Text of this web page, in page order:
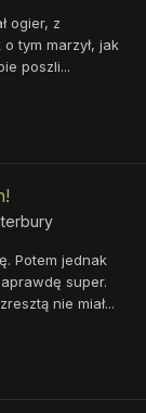
ogier, z
tym marzył, jak
poszli...
Potem jednak
super.
nie miał...